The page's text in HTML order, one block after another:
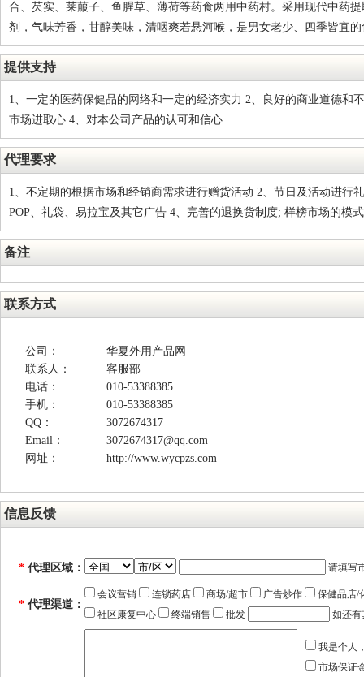
合、芡实、莱菔子、鱼腥草、薄荷等药食两用中药村。采用现代中药
剂，气味芳香，甘醇美味，清咽爽若悬河喉，是男女老少、四季皆宜
提供支持
1、一定的医药保健品的网络和一定的经济实力 2、良好的商业道德和
市场进取心 4、对本公司产品的认可和信心
代理要求
1、不定期的根据市场和经销商需求进行赠货活动 2、节日及活动进行
POP、礼袋、易拉宝及其它广告 4、完善的退换货制度; 样榜市场的模
备注
联系方式
公司：
华夏外用产品网
联系人：
客服部
电话：
010-53388385
手机：
010-53388385
QQ：
3072674317
Email：
3072674317@qq.com
网址：
http://www.wycpzs.com
信息反馈
* 代理区域： 请填写
* 代理渠道：
会议营销 连锁药店 商场/超市 广告炒作
保健品店/
社区康复中心
终端销售 批发 如还有
我是个人
市场保证